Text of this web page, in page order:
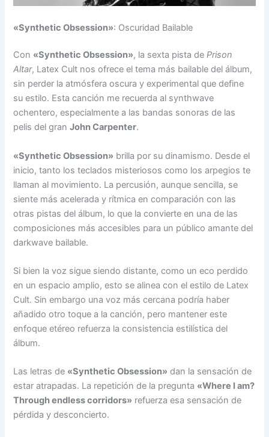
«Synthetic Obsession»: Oscuridad Bailable
Con «Synthetic Obsession», la sexta pista dePrison
Altar, Latex Cult nos ofrece el tema más bailable del álbum,
sin perder la atmósfera oscura y experimental que define
su estilo. Esta canción me recuerda al synthwave
ochentero, especialmente a las bandas sonoras de las
pelis del granJohn Carpenter.
«Synthetic Obsession» brilla por su dinamismo. Desde el
inicio, tanto los teclados misteriosos como los arpegios te
llaman al movimiento. La percusión, aunque sencilla, se
siente más acelerada y rítmica en comparación con las
otras pistas del álbum, lo que la convierte en una de las
composiciones más accesibles para un público amante del
darkwave bailable.
Si bien la voz sigue siendo distante, como un eco perdido
en un espacio amplio, esto se alinea con el estilo de Latex
Cult. Sin embargo una voz más cercana podría haber
añadido otro toque a la canción, pero mantener este
enfoque etéreo refuerza la consistencia estilística del
álbum.
Las letras de «Synthetic Obsession» dan la sensación de
estar atrapadas. La repetición de la pregunta «Where I am?
Through endless corridors» refuerza esa sensación de
pérdida y desconcierto.